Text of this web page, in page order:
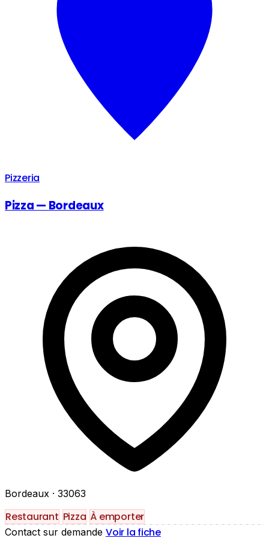
Pizzeria
Pizza — Bordeaux
Bordeaux · 33063
Restaurant Pizza À emporter
Contact sur demande Voir la fiche